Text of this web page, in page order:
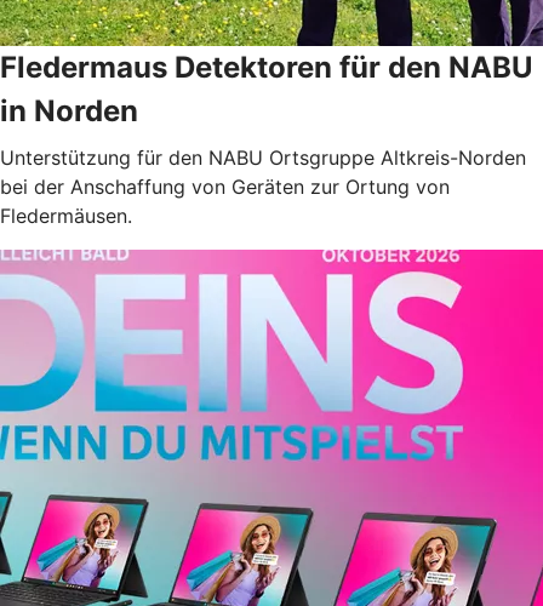
Fledermaus Detektoren für den NABU
in Norden
Unterstützung für den NABU Ortsgruppe Altkreis-Norden
bei der Anschaffung von Geräten zur Ortung von
Fledermäusen.